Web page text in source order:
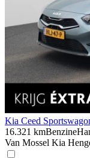
Kia Ceed
16.321 kmBenzine
Van Mossel Kia